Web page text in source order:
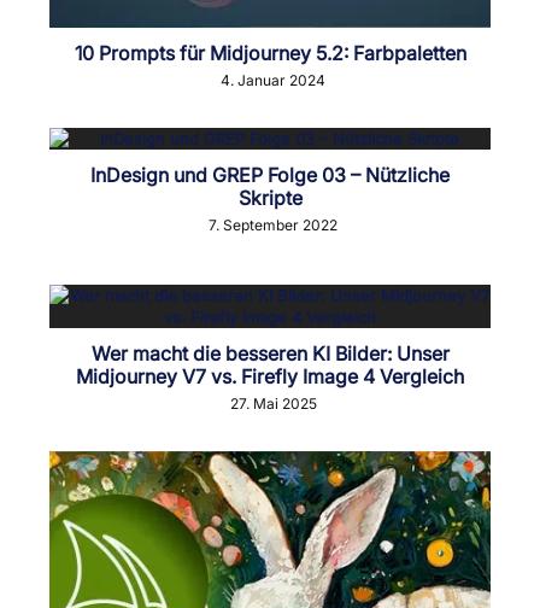
10 Prompts für Midjourney 5.2: Farbpaletten
4. Januar 2024
InDesign und GREP Folge 03 – Nützliche
Skripte
7. September 2022
Wer macht die besseren KI Bilder: Unser
Midjourney V7 vs. Firefly Image 4 Vergleich
27. Mai 2025